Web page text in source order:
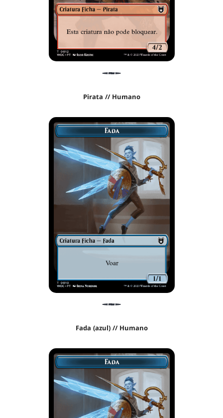
Pirata // Humano
Fada (azul) // Humano